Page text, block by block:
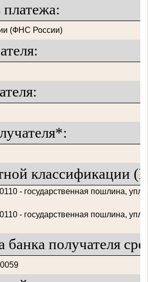
(ФНС России)
классификации
0110 - государственная пошлина,
0110 - государственная пошлина,
банка получателя